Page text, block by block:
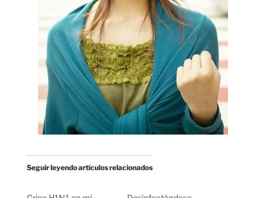
Seguir leyendo artículos relacionados